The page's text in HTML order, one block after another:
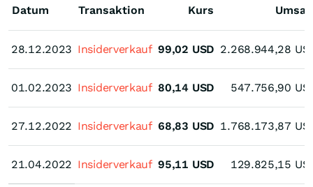
Datum
28.12.2023
01.02.2023
27.12.2022
21.04.2022
Transaktion Kurs
28.12.2023 Insiderverkauf 99,02 USD 2.268.944,28
01.02.2023 Insiderverkauf 80,14 USD 547.756,90
27.12.2022 Insiderverkauf 68,83 USD 1.768.173,87
21.04.2022 Insiderverkauf 95,11 USD 129.825,15